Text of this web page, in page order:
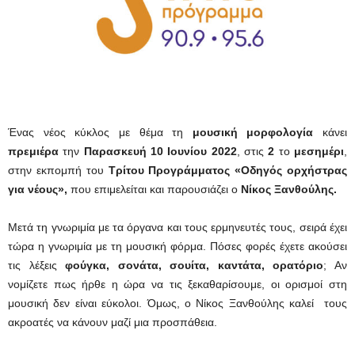
Ένας νέος κύκλος με θέμα τη μουσική μορφολογία κάνει
πρεμιέρα την Παρασκευή 10 Ιουνίου 2022, στις2 το μεσημέρι
στην εκπομπή του Τρίτου Προγράμματος «Οδηγός ορχήστρας
για νέους», που επιμελείται και παρουσιάζει ο Νίκος Ξανθούλης.
Μετά τη γνωριμία με τα όργανα και τους ερμηνευτές τους, σειρά έχει
τώρα η γνωριμία με τη μουσική φόρμα. Πόσες φορές έχετε ακούσει
τις λέξειςφούγκα, σονάτα, σουίτα, καντάτα, ορατόριο; Αν
νομίζετε πως ήρθε η ώρα να τις ξεκαθαρίσουμε, οι ορισμοί στη
μουσική δεν είναι εύκολοι. Όμως, ο Νίκος Ξανθούλης καλεί τους
ακροατές να κάνουν μαζί μια προσπάθεια.